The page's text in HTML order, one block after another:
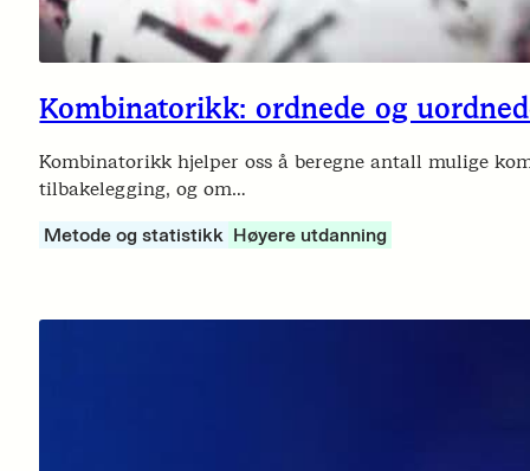
Kombinatorikk: ordnede og
Kombinatorikk hjelper oss å beregne antall mulige
tilbakelegging, og om…
Metode og statistikk Høyere utdanning